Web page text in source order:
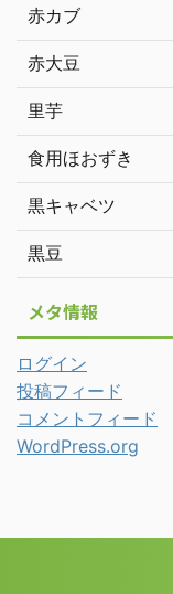
赤カブ
赤大豆
里芋
食用ほおずき
黒キャベツ
黒豆
メタ情報
ログイン
投稿フィード
コメントフィード
WordPress.org